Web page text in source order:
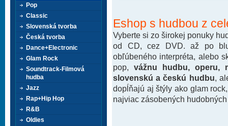
Eshop s hudbou z
Vyberte si zo širokej ponuky
od CD, cez DVD. až po
obľúbeného interpréta, alebo
pop, vážnu hudbu, operu,
slovenskú a českú hudbu ,
dopĺňajú aj štýly ako glam
najviac zásobených
Pop
Classic
Slovenská tvorba
Česká tvorba
Dance+Electronic
Glam Rock
Soundtrack-Filmová
hudba
Jazz
Rap+Hip Hop
R&B
Oldies